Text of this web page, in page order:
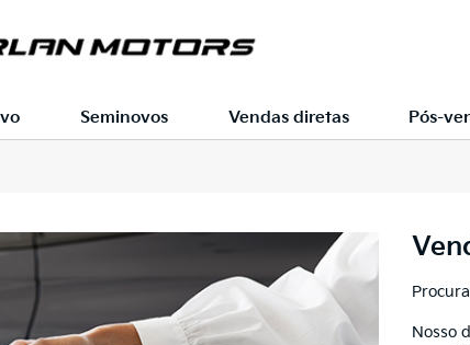
Seminovos Vendas diretas Pós-
Nosso